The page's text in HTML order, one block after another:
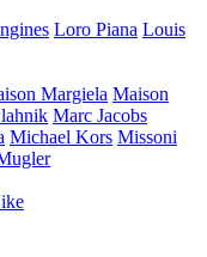
Loro Piana Louis
Margiela Maison
Marc Jacobs
Michael Kors Missoni